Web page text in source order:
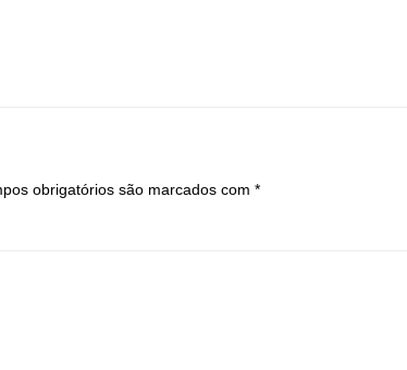
obrigatórios são marcados com *